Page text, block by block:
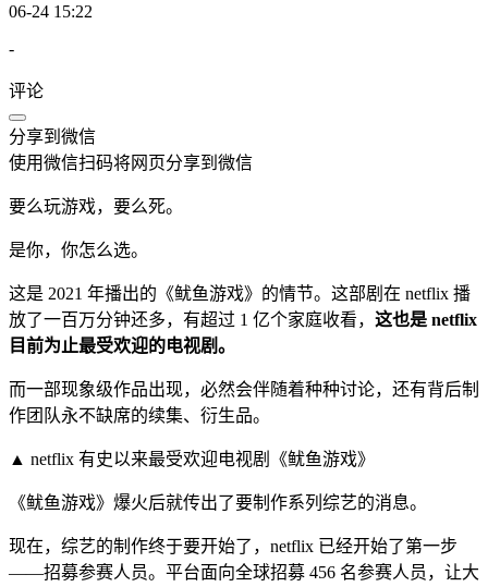
06-24 15:22
-
评论
分享到微信
使用微信扫码将网页分享到微信
要么玩游戏，要么死。
是你，你怎么选。
这是 2021 年播出的《鱿鱼游戏》的情节。这部剧在 netflix 播
放了一百万分钟还多，有超过 1 亿个家庭收看， 这也是 netflix
目前为止最受欢迎的电视剧。
而一部现象级作品出现，必然会伴随着种种讨论，还有背后制
作团队永不缺席的续集、衍生品。
▲ netflix 有史以来最受欢迎电视剧《鱿鱼游戏》
《鱿鱼游戏》爆火后就传出了要制作系列综艺的消息。
现在，综艺的制作终于要开始了，netflix 已经开始了第一步
——招募参赛人员。平台面向全球招募 456 名参赛人员，让大